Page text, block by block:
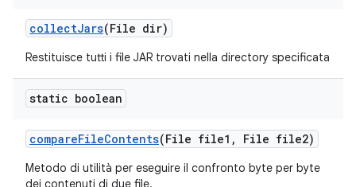
collectJars(File dir)
Restituisce tutti i file JAR trovati nella directory specificata
static boolean
compareFileContents(File file1 , File file2)
Metodo di utilità per eseguire il confronto byte per byte
dei contenuti di due file.